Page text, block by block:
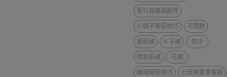
夏日高級感配件
小個子穿搭技巧
不悶熱
寬鬆裙
Ａ字裙
抗汗
透氣長裙
花裙
職場穿搭技巧
上班族夏季穿搭